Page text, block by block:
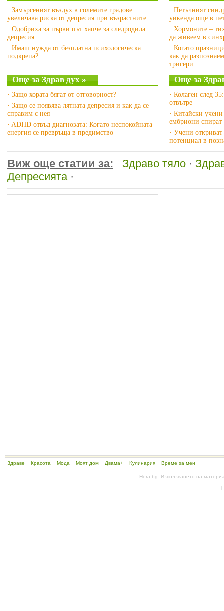
· Замърсеният въздух в големите градове
увеличава риска от депресия при възрастните
· Одобриха за първи път хапче за следродила
депресия
· Имаш нужда от безплатна психологическа
подкрепа?
· Петъчният
уикенда още в
· Хормоните –
да живеем в
· Когато
как да
тригери
Още за Здрав дух »
· Защо хората бягат от отговорност?
· Защо се появява лятната депресия и как да се
справим с нея
· ADHD отвъд диагнозата: Когато неспокойната
енергия се превръща в предимство
Още за
· Колаген след
отвътре
· Китайски
ембриони спират
· Учени
потенциал в
Виж още статии за: Здраво тяло ·
Депресията·
Здраве Красота Мода Моят дом Двама+ Кулинария Време за мен
Hera.bg. Използването на